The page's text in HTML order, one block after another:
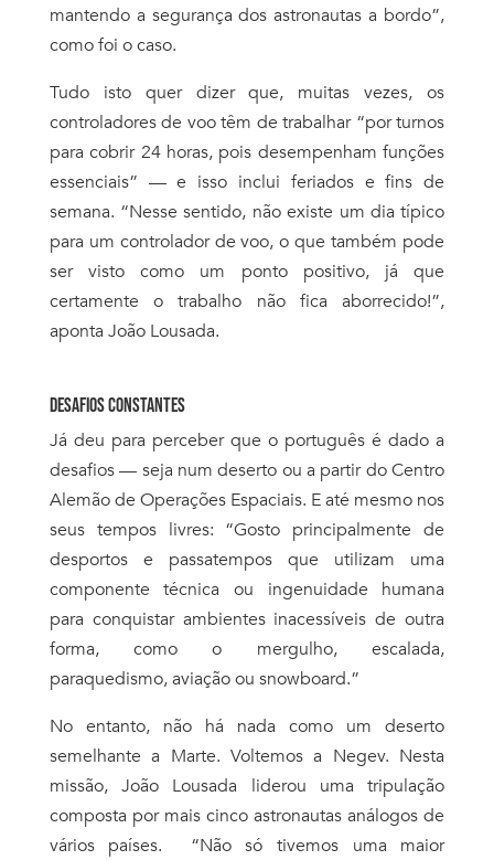
mantendo a segurança dos astronautas a bordo”,
como foi o caso.
Tudo isto quer dizer que, muitas vezes, os
controladores de voo têm de trabalhar “por turnos
para cobrir 24 horas, pois desempenham funções
essenciais” — e isso inclui feriados e fins de
semana. “Nesse sentido, não existe um dia típico
para um controlador de voo, o que também pode
ser visto como um ponto positivo, já que
certamente o trabalho não fica aborrecido!”,
aponta João Lousada.
DESAFIOS CONSTANTES
Já deu para perceber que o português é dado a
desafios — seja num deserto ou a partir doCentro
Alemão de Operações Espaciais. E até mesmo nos
seus tempos livres: “Gosto principalmente de
desportos e passatempos que utilizam uma
componente técnica ou ingenuidade humana
para conquistar ambientes inacessíveis de outra
forma, como o mergulho, escalada,
paraquedismo, aviação ou snowboard.”
No entanto, não há nada como um deserto
semelhante a Marte. Voltemos a Negev. Nesta
missão, João Lousada liderou uma tripulação
composta por mais cinco astronautas análogos de
vários países. “Não só tivemos uma maior